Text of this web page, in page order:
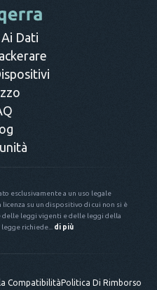
Dati
esclusivamente a un uso legale
su un dispositivo di cui non si è
leggi vigenti e delle leggi della
richiede...
di più
CompatibilitàPolitica Di Rimborso